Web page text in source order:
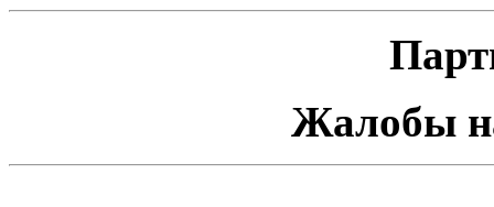
Жалобы